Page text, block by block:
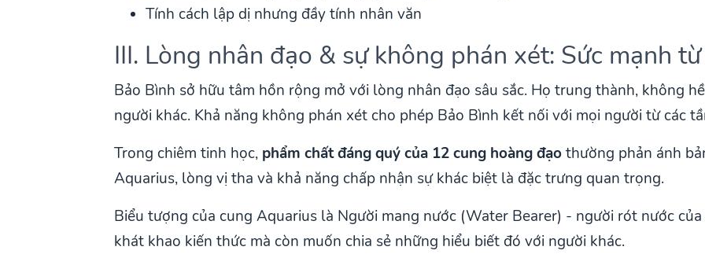
Tính cách lập dị nhưng đầy tính nhân văn
III. Lòng nhân đạo & sự không phán xét: Sức mạnh
Bảo Bình sở hữu tâm hồn rộng mở với lòng nhân đạo sâu sắc. Họ trung thành, không
người khác. Khả năng không phán xét cho phép Bảo Bình kết nối với mọi người từ các
Trong chiêm tinh học, phẩm chất đáng quý của 12 cung hoàng đạothường phản ánh
Aquarius, lòng vị tha và khả năng chấp nhận sự khác biệt là đặc trưng quan trọng.
Biểu tượng của cung Aquarius là Người mang nước (Water Bearer) - người rót nước
khát khao kiến thức mà còn muốn chia sẻ những hiểu biết đó với người khác.